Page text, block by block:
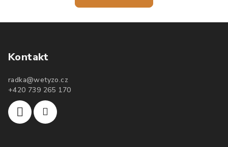
Kontakt
radka@wetyzo.cz
+420 739 265 170